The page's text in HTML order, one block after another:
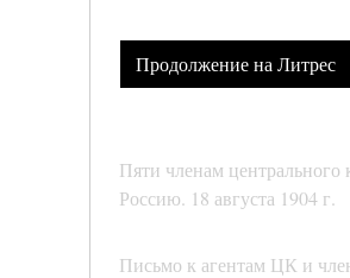
Продолжение на Литрес
Пяти членам центрального
Россию. 18 августа 1904 г.
Письмо к агентам ЦК и